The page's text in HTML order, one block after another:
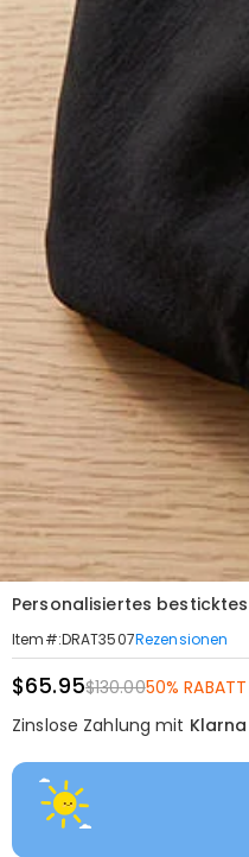
Personalisiertes
Item#:DRAT3507Rezensionen
$65.95$130.0050% RABATT
Zinslose Zahlung mit Klarna